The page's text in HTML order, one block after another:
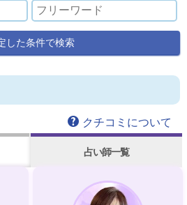
クチコミについて
占い師一覧